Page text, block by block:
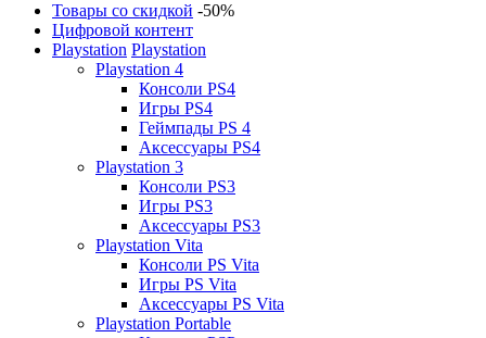
Товары со скидкой -50%
Цифровой контент
Playstation Playstation
Playstation 4
Консоли PS4
Игры PS4
Геймпады PS 4
Аксессуары PS4
Playstation 3
Консоли PS3
Игры PS3
Аксессуары PS3
Playstation Vita
Консоли PS Vita
Игры PS Vita
Аксессуары PS Vita
Playstation Portable